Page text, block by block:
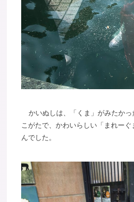
かいぬしは、「くま」がみたかっ
こがたで、かわいらしい「まれー
んでした。